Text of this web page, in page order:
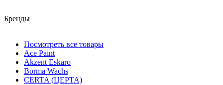
Бренды
Посмотреть все товары
Ace Paint
Akzent Eskaro
Borma Wachs
CERTA (ЦЕРТА)